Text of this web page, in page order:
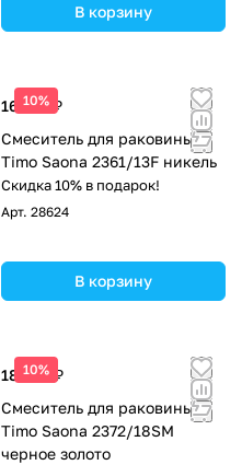
В корзину
10%
16 129 ₽
Смеситель для раковины
Timo Saona 2361/13F никель
Скидка 10% в подарок!
Арт. 28624
В корзину
10%
18 676 ₽
Смеситель для раковины
Timo Saona 2372/18SM
черное золото